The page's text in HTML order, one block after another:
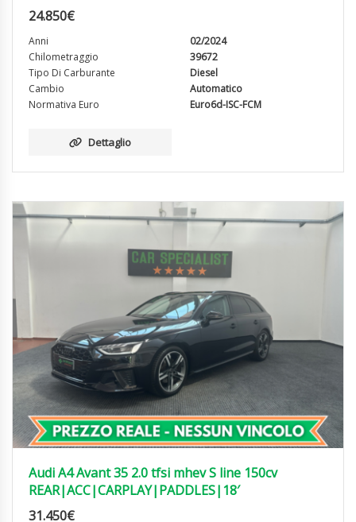
24.850€
Anni
02/2024
Chilometraggio
39672
Tipo Di Carburante
Diesel
Cambio
Automatico
Normativa Euro
Euro6d-ISC-FCM
Dettaglio
Audi A4 Avant 35 2.0 tfsi mhev S line 150cv
REAR|ACC|CARPLAY|PADDLES|18′
31.450€